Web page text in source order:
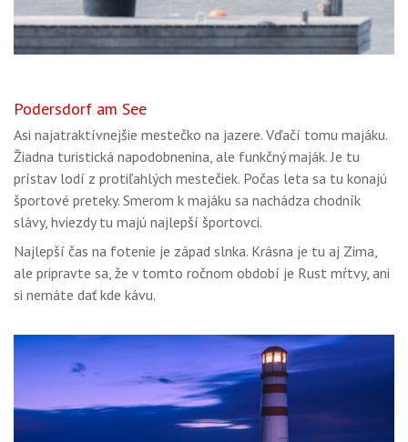
Podersdorf am See
Asi najatraktívnejšie mestečko na jazere. Vďačí tomu majáku.
Žiadna turistická napodobnenina, ale funkčný maják. Je tu
prístav lodí z protiľahlých mestečiek. Počas leta sa tu konajú
športové preteky. Smerom k majáku sa nachádza chodník
slávy, hviezdy tu majú najlepší športovci.
Najlepší čas na fotenie je západ slnka. Krásna je tu aj Zima,
ale pripravte sa, že v tomto ročnom období je Rust mŕtvy, ani
si nemáte dať kde kávu.